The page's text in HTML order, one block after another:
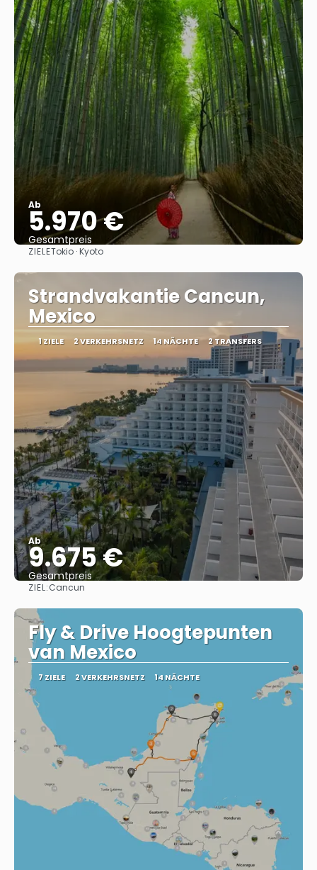
Ab
5.970 €
Gesamtpreis
ZIELETokio · Kyoto
Strandvakantie Cancun,
Mexico
1 ZIELE 2 VERKEHRSNETZ 14 NÄCHTE 2 TRANSFERS
Ab
9.675 €
Gesamtpreis
ZIEL:Cancun
Fly & Drive Hoogtepunten
van Mexico
7 ZIELE 2 VERKEHRSNETZ 14 NÄCHTE